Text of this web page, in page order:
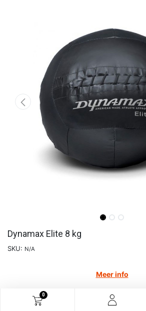
0
Dynamax Elite 8 kg
SKU: N/A
Meer info
169,42